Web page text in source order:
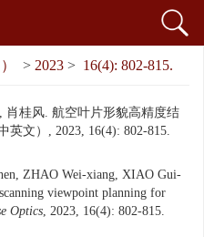
> 2023 > 16(4): 802-815.
肖桂风. 航空叶片形貌高精度结
文）, 2023, 16(4): 802-815.
ZHAO Wei-xiang, XIAO Gui-
viewpoint planning for
Optics, 2023, 16(4): 802-815.